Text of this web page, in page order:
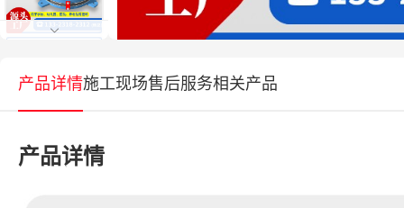
产品详情施工现场售后服务相关产品
产品详情